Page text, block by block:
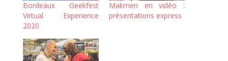
Bordeaux Geekfest
Virtual Experience
2020
Makmen en vidéo :
présentations express